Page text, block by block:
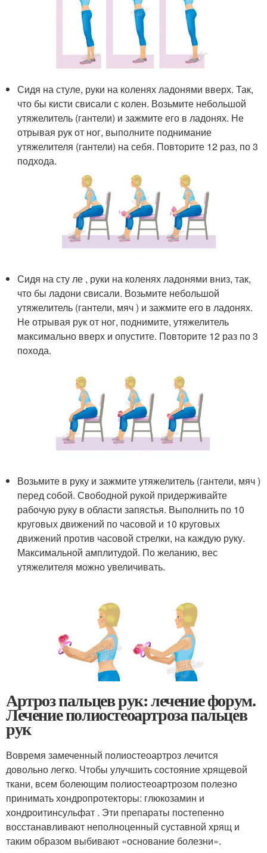
Сидя на стуле, руки на коленях ладонями вверх. Так,
что бы кисти свисали с колен. Возьмите небольшой
утяжелитель (гантели) и зажмите его в ладонях. Не
отрывая рук от ног, выполните поднимание
утяжелителя (гантели) на себя. Повторите 12 раз, по 3
подхода.
Сидя на сту ле , руки на коленях ладонями вниз, так,
что бы ладони свисали. Возьмите небольшой
утяжелитель (гантели, мяч ) и зажмите его в ладонях.
Не отрывая рук от ног, поднимите, утяжелитель
максимально вверх и опустите. Повторите 12 раз по 3
похода.
Возьмите в руку и зажмите утяжелитель (гантели, мяч )
перед собой. Свободной рукой придерживайте
рабочую руку в области запястья. Выполнить по 10
круговых движений по часовой и 10 круговых
движений против часовой стрелки, на каждую руку.
Максимальной амплитудой. По желанию, вес
утяжелителя можно увеличивать.
Артроз пальцев рук: лечение форум.
Лечение полиостеоартроза пальцев
рук
Вовремя замеченный полиостеоартроз лечится
довольно легко. Чтобы улучшить состояние хрящевой
ткани, всем болеющим полиостеоартрозом полезно
принимать хондропротекторы: глюкозамин и
хондроитинсульфат . Эти препараты постепенно
восстанавливают неполноценный суставной хрящ и
таким образом выбивают «основание болезни».